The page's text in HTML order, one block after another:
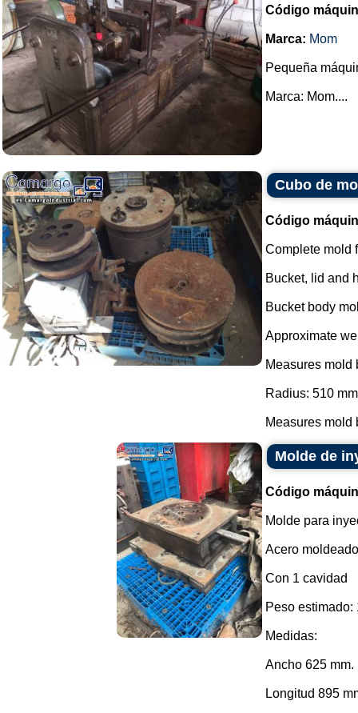
Código
Marca: Mom
Pequeña
Marca: Mom....
Cubo de
Código
Complete mold
Bucket, lid and
Bucket body
Approximate
Measures mold
Radius: 510
Measures mold
Molde de
Código
Molde para
Acero
Con 1 cavidad
Peso estimado:
Medidas:
Ancho 625 mm.
Longitud 895